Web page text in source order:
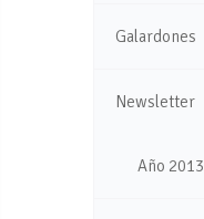
Galardones
Newsletter
Año 2013